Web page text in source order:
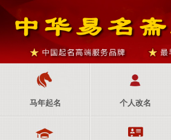
马年起名 个人改名